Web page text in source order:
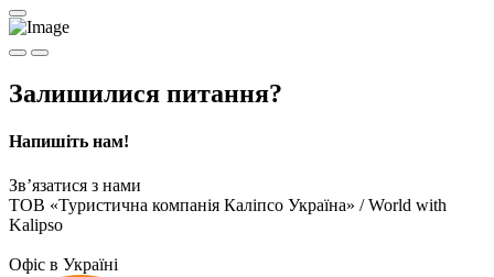
Залишилися питання?
Напишіть нам!
Зв’язатися з нами
ТОВ «Туристична компанія Каліпсо Україна» / World with
Kalipso
Офіс в Україні